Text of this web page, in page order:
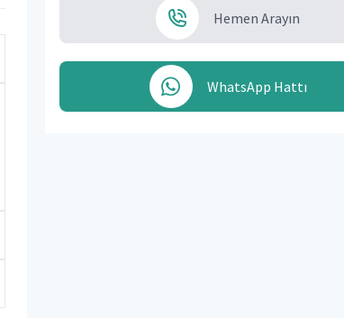
Hemen Arayın
WhatsApp Hattı